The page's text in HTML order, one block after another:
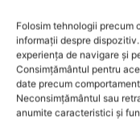
Folosim tehnologii precum
informații despre
experiența de navigare și
Consimțământul pentru
date precum
Neconsimțământul sau
anumite caracteristici și
anumitor
RELATED